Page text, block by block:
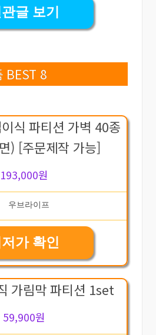
글 보기
BEST 8
식 파티션 가벽 40종
) [주문제작 가능]
193,000원
가 확인
가림막 파티션 1set
59,900원